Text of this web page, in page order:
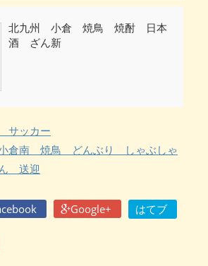
北九州 小倉 焼鳥 焼酎 日本
酒 ざん新
サッカー
倉南 焼鳥 どんぶり しゃぶしゃ
送迎
Google+ はてブ